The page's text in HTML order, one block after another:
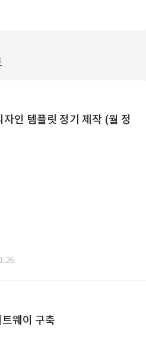
인 템플릿 정기 제작 (월 정
웨이 구축